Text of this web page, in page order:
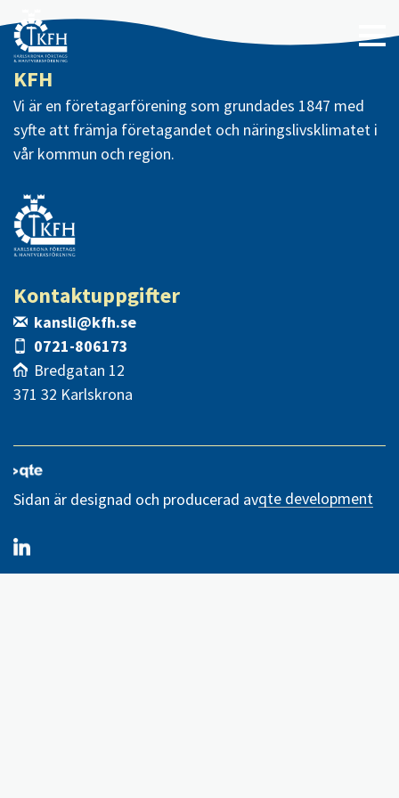
KFH
Vi är en företagarförening som grundades 1847 med
syfte att främja företagandet och näringslivsklimatet i
vår kommun och region.
Kontaktuppgifter
kansli@kfh.se
0721-806173
Bredgatan 12
371 32 Karlskrona
Sidan är designad och producerad avqte development